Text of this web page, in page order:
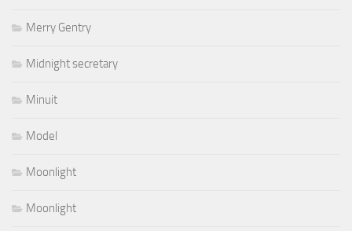
Merry Gentry
Midnight secretary
Minuit
Model
Moonlight
Moonlight